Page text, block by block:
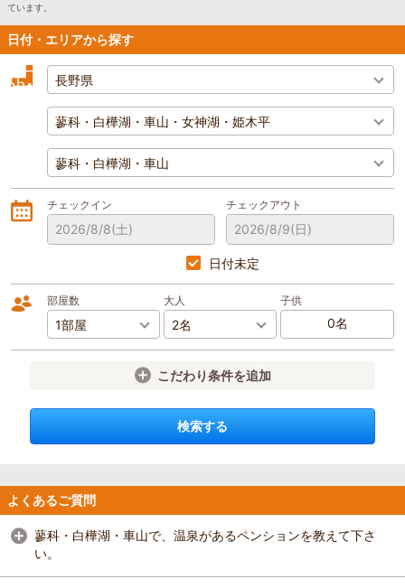
ています。
日付・エリアから探す
チェックイン
2026/8/8(土)
チェックアウト
2026/8/9(日)
日付未定
部屋数 大人 子供
こだわり条件を追加
検索する
よくあるご質問
蓼科・白樺湖・車山で、温泉があるペンションを教えて下さ
い。